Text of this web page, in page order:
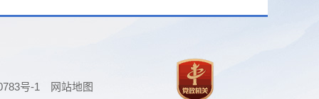
号-1 网站地图